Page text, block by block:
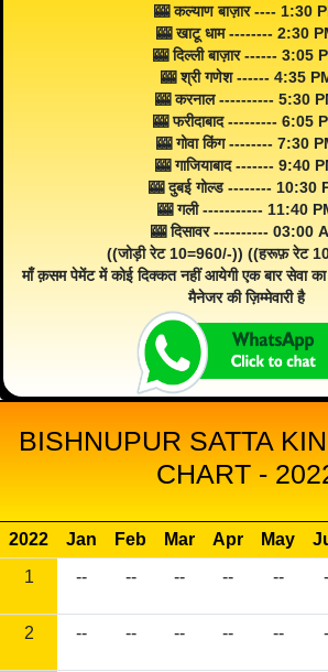
🎰 कल्याण बाज़ार ---- 1:30
🎰 खाटू धाम -------- 2:30
🎰 दिल्ली बाज़ार ------ 3:05
🎰 श्री गणेश ------ 4:35
🎰 करनाल ---------- 5:30
🎰 फरीदाबाद --------- 6:05
🎰 गोवा किंग -------- 7:30
🎰 गाजियाबाद ------- 9:40
🎰 दुबई गोल्ड -------- 10:30
🎰 गली ----------- 11:40
🎰 दिसावर ---------- 03:00
((जोड़ी रेट 10=960/-)) ((हरूफ़ रेट
माँ क़सम पेमेंट में कोई दिक्कत नहीं आयेगी एक बार सेवा
मैनेजर की ज़िम्मेवारी है
BISHNUPUR SATTA
CHART -
2022 Jan Feb Mar Apr May
1
-- -- -- -- --
2 -- -- -- -- --